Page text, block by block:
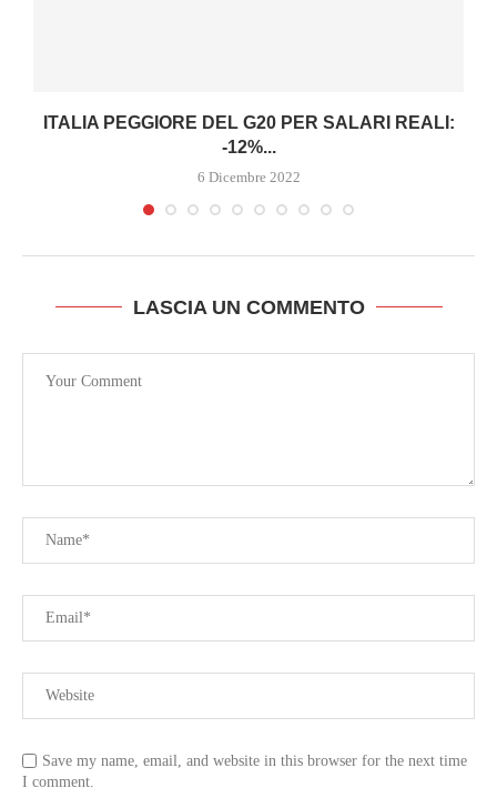
ITALIA PEGGIORE DEL G20 PER SALARI REALI:
-12%...
6 Dicembre 2022
LASCIA UN COMMENTO
Save my name, email, and website in this browser for the next time
I comment.